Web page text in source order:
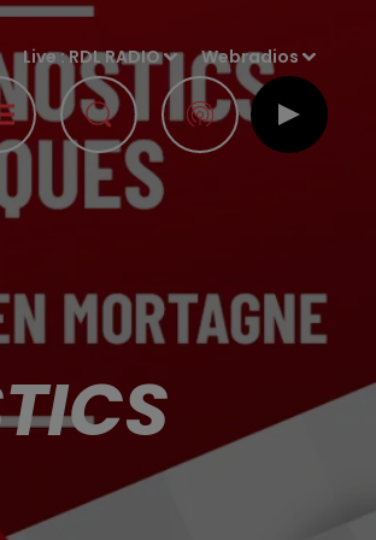
Live :RDL RADIO Webradios